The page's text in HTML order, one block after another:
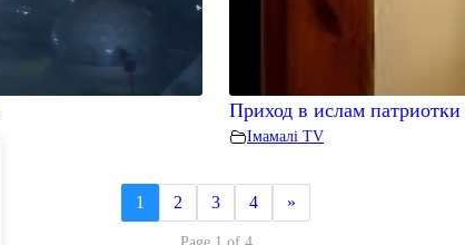
Приход в ислам
Iмамалi TV
1 2 3 4 »
Page 1 of 4